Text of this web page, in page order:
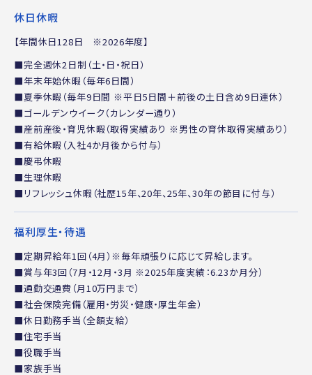
休日休暇
【年間休日128日 ※2026年度】
■完全週休2日制（土・日・祝日）
■年末年始休暇（毎年6日間）
■夏季休暇（毎年9日間 ※平日5日間＋前後の土日含め9日連休）
■ゴールデンウイーク（カレンダー通り）
■産前産後・育児休暇（取得実績あり ※男性の育休取得実績あり）
■有給休暇（入社4か月後から付与）
■慶弔休暇
■生理休暇
■リフレッシュ休暇（社歴15年、20年、25年、30年の節目に付与）
福利厚生・待遇
■定期昇給年1回（4月）※毎年頑張りに応じて昇給します。
■賞与年3回（7月・12月・3月 ※2025年度実績：6.23か月分）
■通勤交通費（月10万円まで）
■社会保険完備（雇用・労災・健康・厚生年金）
■休日勤務手当（全額支給）
■住宅手当
■役職手当
■家族手当